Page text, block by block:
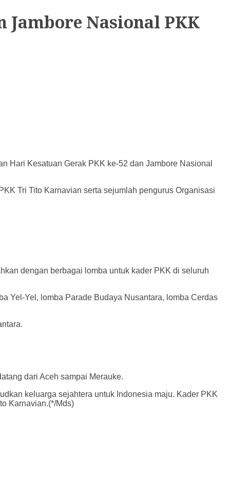
Nasional PKK
Hari Kesatuan Gerak PKK ke-52 dan Jambore Nasional
Tri Tito Karnavian serta sejumlah pengurus Organisasi
dengan berbagai lomba untuk kader PKK di seluruh
Yel-Yel, lomba Parade Budaya Nusantara, lomba Cerdas
dari Aceh sampai Merauke.
keluarga sejahtera untuk Indonesia maju. Kader PKK
Karnavian.(*/Mds)